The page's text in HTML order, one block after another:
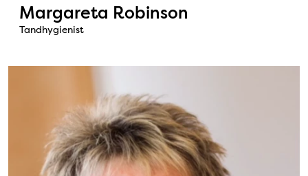
Margareta Robinson
Tandhygienist